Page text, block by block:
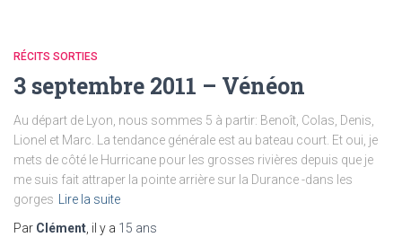
RÉCITS SORTIES
3 septembre 2011 – Vénéon
Au départ de Lyon, nous sommes 5 à partir: Benoît, Colas, Denis,
Lionel et Marc. La tendance générale est au bateau court. Et oui, je
mets de côté le Hurricane pour les grosses rivières depuis que je
me suis fait attraper la pointe arrière sur la Durance -dans les
gorges
Lire la suite
Par Clément , il y a 15 ans